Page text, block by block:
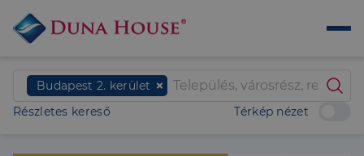
Budapest 2. kerület
Részletes kereső
Térkép nézet